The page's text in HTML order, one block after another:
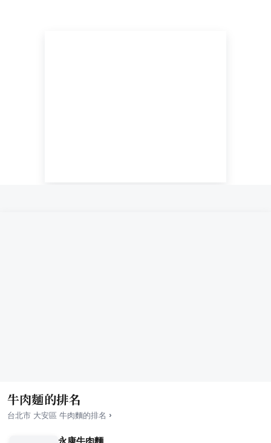
牛肉麵的排名
台北市 大安區 牛肉麵的排名 ›
永康牛肉麵